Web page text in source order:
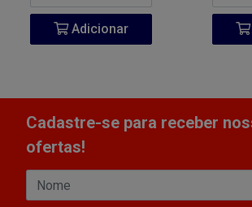
Adicionar
Cadastre-se para receber
ofertas!